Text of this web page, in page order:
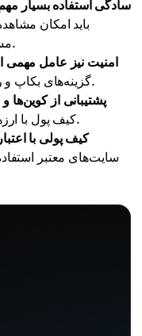
سادگی استفاده بسیار
باید امکان
مشاهده‌ی تراکنش‌ها را به‌راحتی فراهم کند.
امنیت نیز عامل
2FA، گزینه‌های بکاپ و راهنمای امنیتی واضح ارائه می‌دهند.
پشتیبانی از کوین‌ها
کیف پول با ارزهایی که قصد استفاده دارید سازگار است.
کیف پولی با
سایت‌های معتبر